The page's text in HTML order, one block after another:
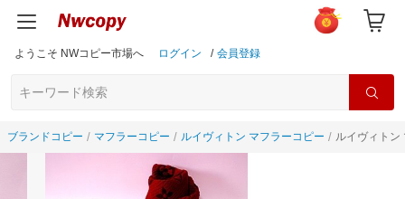
ようこそ NWコピー市場へ ログイン / 会員登録
ブランドコピー マフラーコピー ルイヴィトン マフラーコピー ルイヴィトン